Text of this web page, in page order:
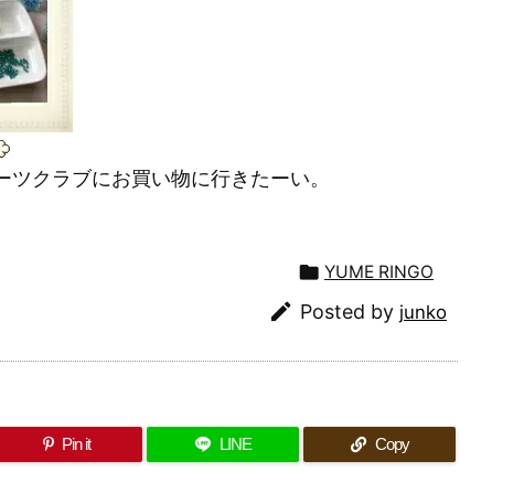
クラブにお買い物に行きたーい。
 YUME RINGO
 Posted by junko
Pin it LINE Copy